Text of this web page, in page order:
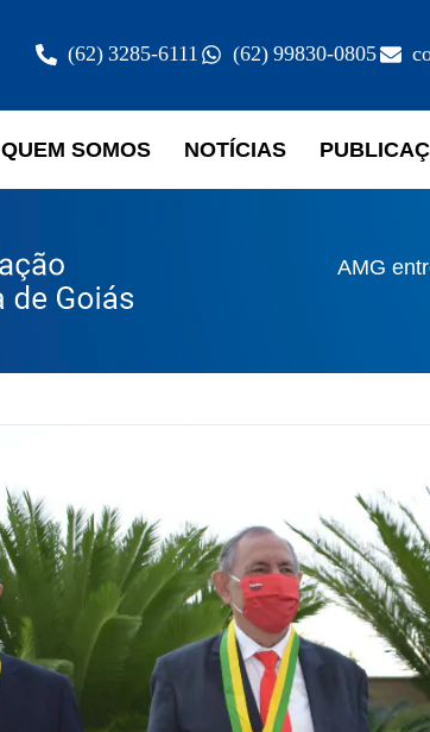
(62) 3285-6111 (62) 99830-0805
QUEM SOMOS NOTÍCIAS
AMG